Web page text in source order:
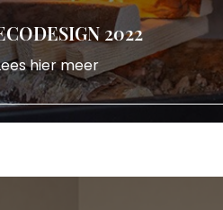
2022
hier meer